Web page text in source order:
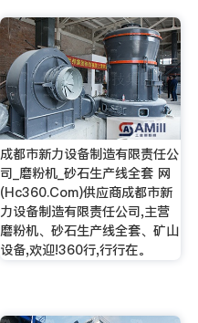
成都市新力设备制造有限责任公
司_磨粉机_砂石生产线全套 网
(Hc360.Com)供应商成都市新
力设备制造有限责任公司,主营
磨粉机、砂石生产线全套、矿山
设备,欢迎!360行,行行在。